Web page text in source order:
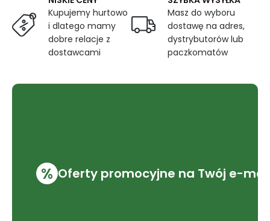
Kupujemy hurtowo
i dlatego mamy
dobre relacje z
dostawcami
Masz do wyboru
dostawę na adres,
dystrybutorów lub
paczkomatów
% Oferty promocyjne na Twój e-mail